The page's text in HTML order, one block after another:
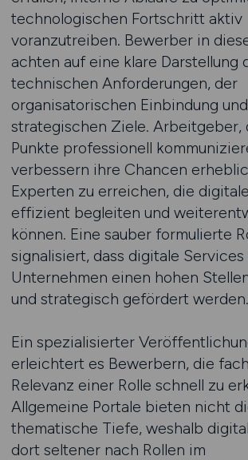
technologischen Fortschritt aktiv
voranzutreiben. Bewerber in
achten auf eine klare Darstellung
technischen Anforderungen, der
organisatorischen Einbindung
strategischen Ziele. Arbeitgeber,
Punkte professionell
verbessern ihre Chancen
Experten zu erreichen, die
effizient begleiten und
können. Eine sauber formulierte
signalisiert, dass digitale Services
Unternehmen einen hohen
und strategisch gefördert werden.
Ein spezialisierter
erleichtert es Bewerbern, die
Relevanz einer Rolle schnell zu
Allgemeine Portale bieten nicht
thematische Tiefe, weshalb
dort seltener nach Rollen im